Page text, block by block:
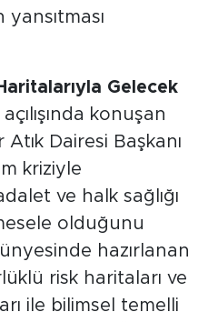
Gelecek
açılışında konuşan
Atık Dairesi Başkanı
kriziyle
ve halk sağlığı
olduğunu
hazırlanan
risk haritaları ve
ile bilimsel temelli